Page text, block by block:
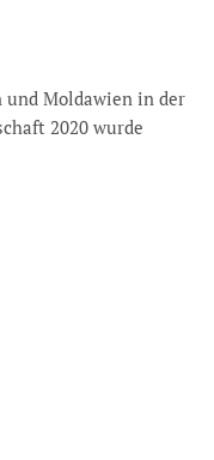
und Moldawien in der
2020 wurde